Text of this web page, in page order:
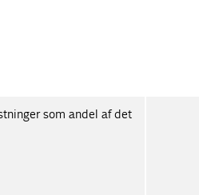
som andel af det